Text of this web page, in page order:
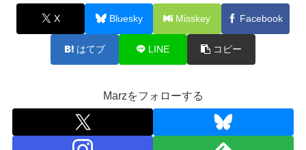
X Bluesky Misskey Facebook
はてブ LINE コピー
Marzをフォローする